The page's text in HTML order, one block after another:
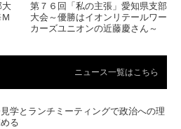
大
第７６回「私の主張」愛知県支部
大会～優勝はイオンリテールワー
カーズユニオンの近藤慶さん～
ニュース一覧はこちら
学とランチミーティングで政治への理
る